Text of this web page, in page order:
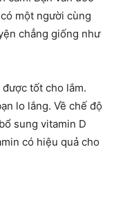
một người cùng
chẳng giống như
tốt cho lắm.
lo lắng. Về chế độ
sung vitamin D
có hiệu quả cho